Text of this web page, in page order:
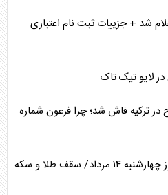
جدید است؟
معادلات
شد + جزییات ثبت نام اعتباری
لایو تیک تاک
در ترکیه فاش شد؛ چرا فرعون شماره
آخرین قیمت طلا و سکه امروز چهارشنبه ۱۴ مرداد/ سقف طلا و سکه